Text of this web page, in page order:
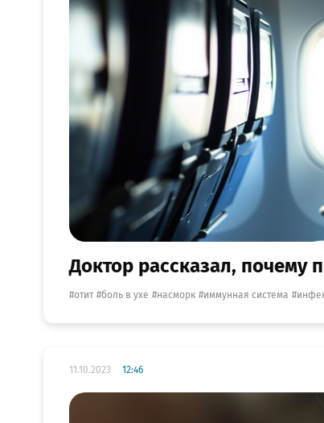
Доктор рассказал, почему
отит боль в ухе насморк иммунная система
11.10.2023 12:46